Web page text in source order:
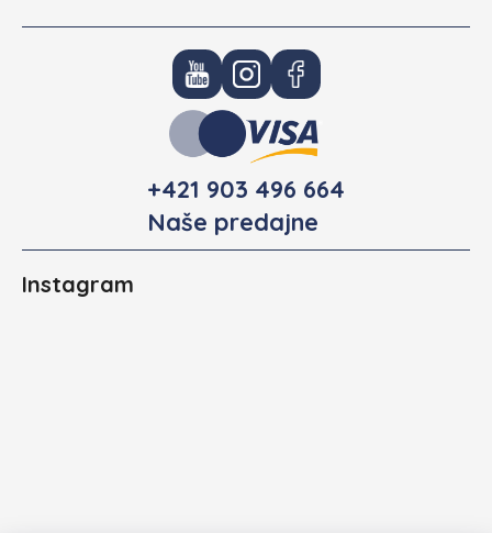
+421 903 496 664
Naše predajne
Instagram